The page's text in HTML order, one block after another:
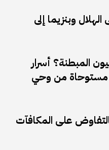
وبنزيما إلى
المبطنة؟ أسرار
مستوحاة من وحي
على المكافآت